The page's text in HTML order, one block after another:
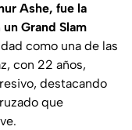
Ashe, fue la
Grand Slam
como una de las
con 22 años,
destacando
que